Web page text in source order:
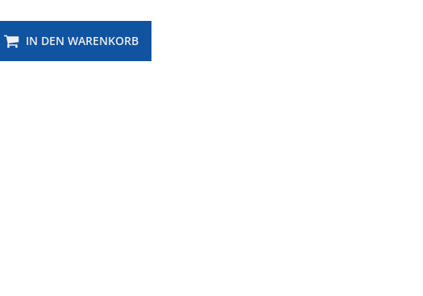
IN DEN WARENKORB